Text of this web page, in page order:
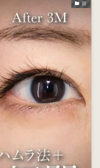
目